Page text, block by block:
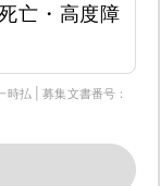
亡・高度障
払 | 募集文書番号：